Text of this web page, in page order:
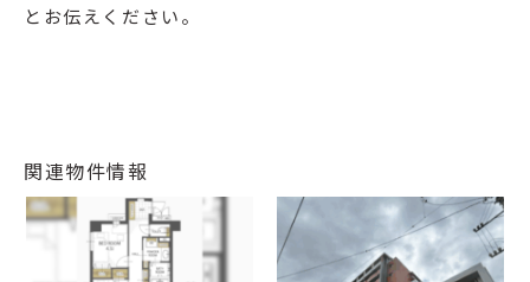
とお伝えください。
関連物件情報